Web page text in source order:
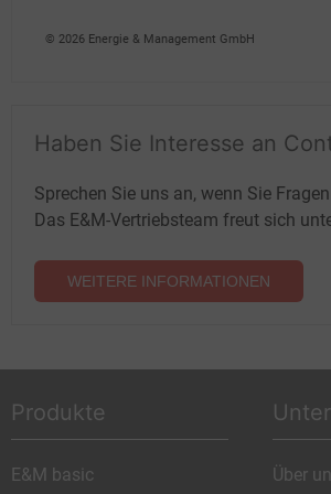
© 2026 Energie & Management GmbH
Haben Sie Interesse an
Sprechen Sie uns an, wenn Sie
Das E&M-Vertriebsteam freut sich
WEITERE INFORMATIONEN
Produkte
E&M basic
Über